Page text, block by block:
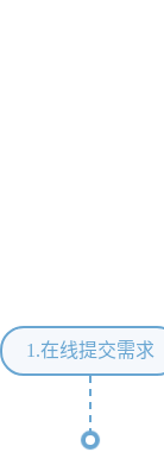
1.在线提交需求